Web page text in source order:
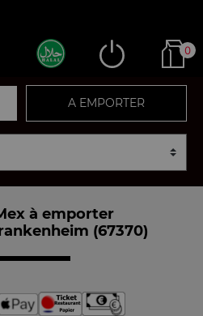
0
A EMPORTER
à emporter
(67370)